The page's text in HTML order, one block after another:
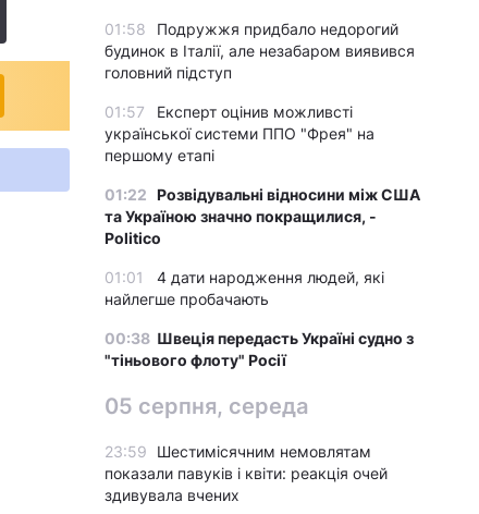
01:58
Подружжя придбало недорогий
будинок в Італії, але незабаром виявився
головний підступ
01:57
Експерт оцінив можливсті
української системи ППО "Фрея" на
першому етапі
01:22 Розвідувальні відносини між США
та Україною значно покращилися, -
Politico
01:01
4 дати народження людей, які
найлегше пробачають
00:38 Швеція передасть Україні судно з
"тіньового флоту" Росії
05 серпня, середа
23:59
Шестимісячним немовлятам
показали павуків і квіти: реакція очей
здивувала вчених